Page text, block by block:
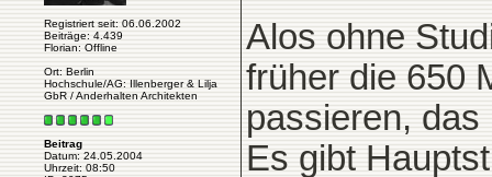
Registriert seit: 06.06.2002
Beiträge: 4.439
Florian: Offline
Ort: Berlin
Hochschule/AG: Illenberger & Lilja
GbR / Anderhalten Architekten
Beitrag
Datum: 24.05.2004
Uhrzeit: 08:50
Alos ohne
früher die 650
passieren,
Es gibt